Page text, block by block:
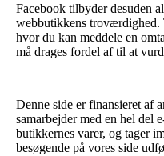
Facebook tilbyder desuden
webbutikkens troværdighed.
hvor du kan meddele en
må drages fordel af til at
Denne side er finansieret af
samarbejder med en hel del
butikkernes varer, og tager
besøgende på vores side